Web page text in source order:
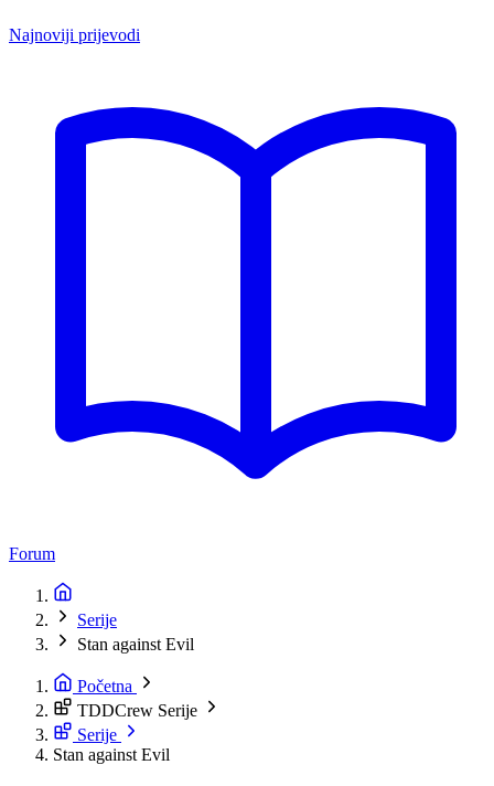
Najnoviji prijevodi
Forum
Serije
Stan against Evil
Početna
TDDCrew Serije
Serije
Stan against Evil